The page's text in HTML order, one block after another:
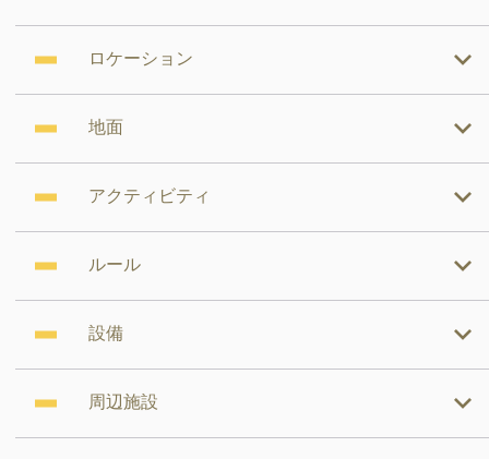
ロケーション
地面
アクティビティ
ルール
設備
周辺施設